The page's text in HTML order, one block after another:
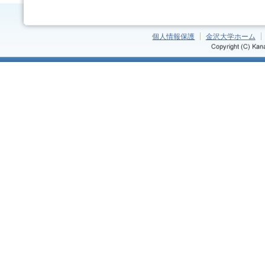
個人情報保護 金沢大学ホーム